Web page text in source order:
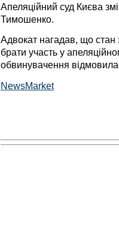
Апеляційний суд Києва
Тимошенко.
Адвокат нагадав, що
брати участь у
обвинувачення
NewsMarket